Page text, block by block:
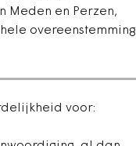
Meden en Perzen,
overeenstemming
voor: